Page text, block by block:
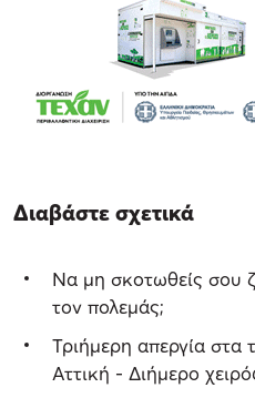
Διαβάστε σχετικά
Να μη σκοτωθείς σου
τον πολεμάς;
Τριήμερη απεργία στα
Αττική - Διήμερο